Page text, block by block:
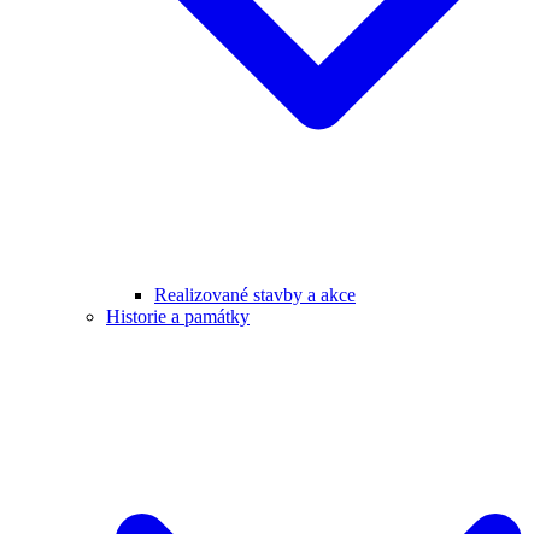
Realizované stavby a akce
Historie a památky